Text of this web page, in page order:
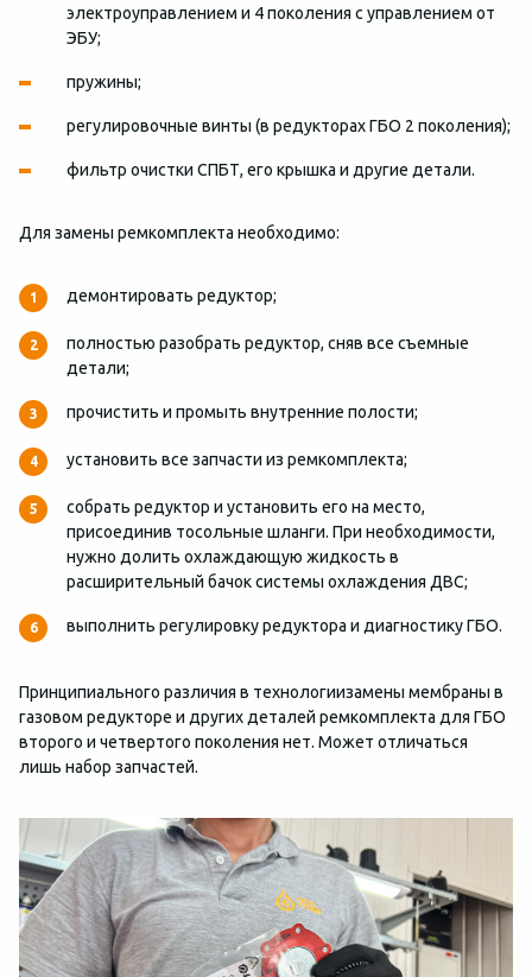
электроуправлением и 4 поколения с управлением от
ЭБУ;
пружины;
регулировочные винты (в редукторах ГБО 2 поколения);
фильтр очистки СПБТ, его крышка и другие детали.
Для замены ремкомплекта необходимо:
демонтировать редуктор;
полностью разобрать редуктор, сняв все съемные
детали;
прочистить и промыть внутренние полости;
установить все запчасти из ремкомплекта;
собрать редуктор и установить его на место,
присоединив тосольные шланги. При необходимости,
нужно долить охлаждающую жидкость в
расширительный бачок системы охлаждения ДВС;
выполнить регулировку редуктора и диагностику ГБО.
Принципиального различия в технологиизамены мембраны в
газовом редукторе и других деталей ремкомплекта для ГБО
второго и четвертого поколения нет. Может отличаться
лишь набор запчастей.